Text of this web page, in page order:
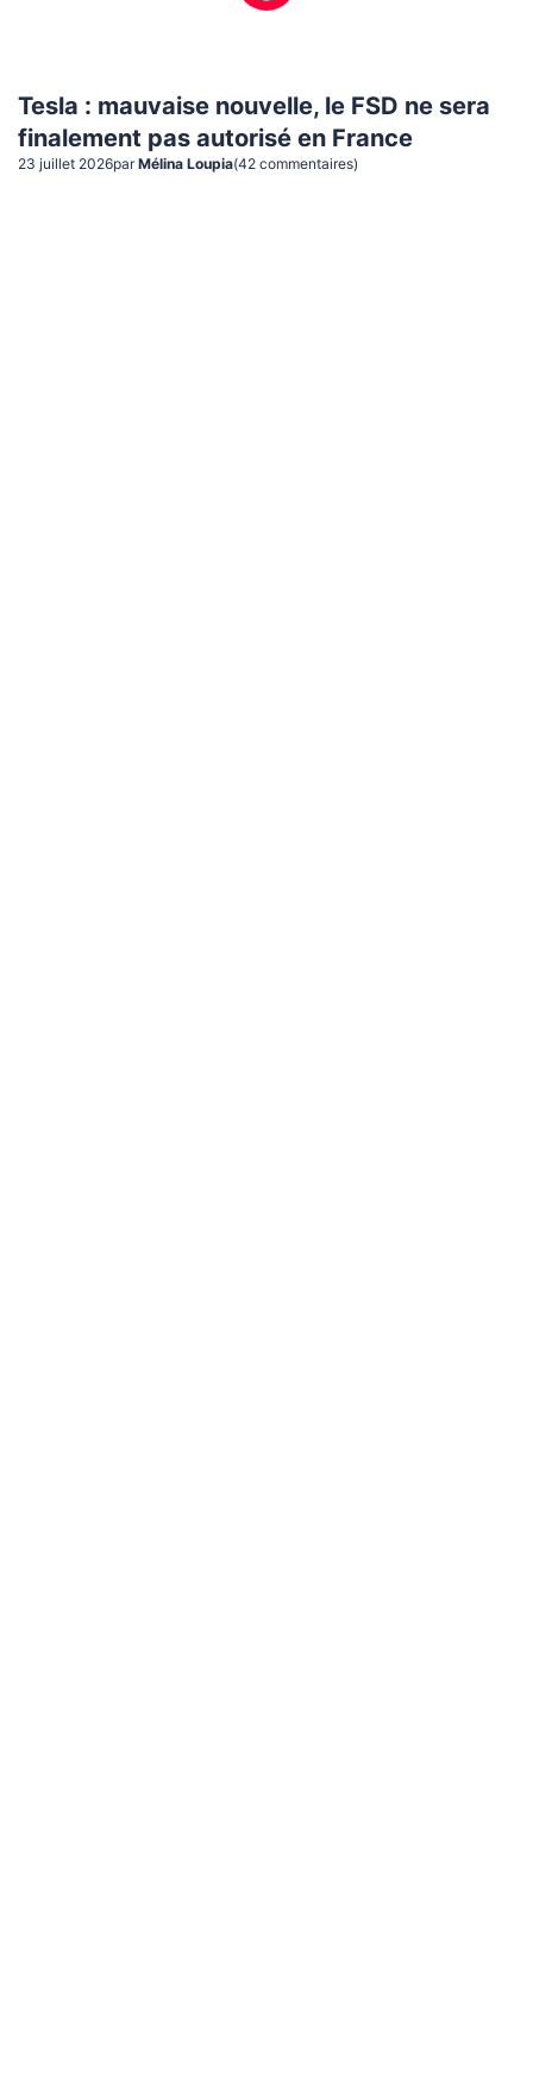
Tesla : mauvaise nouvelle, le FSD ne sera
finalement pas autorisé en France
23 juillet 2026par Mélina Loupia(42 commentaires)